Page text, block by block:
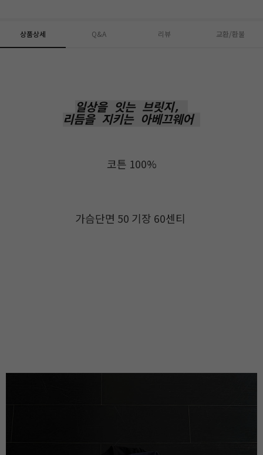
상품상세 Q&A 리뷰 교환/환불
일상을 잇는 브릿지,
리듬을 지키는 아베끄웨어
코튼 100%
가슴단면 50 기장 60센티